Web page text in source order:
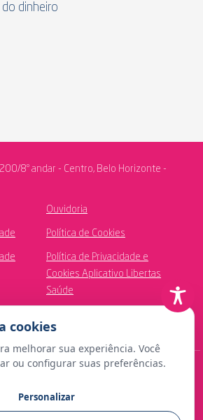
dinheiro
8º andar - Centro, Belo Horizonte -
Ouvidoria
Política de Cookies
Política de Privacidade e
Cookies Aplicativo Libertas
Saúde
cookies
melhorar sua experiência. Você
ou configurar suas preferências.
Personalizar